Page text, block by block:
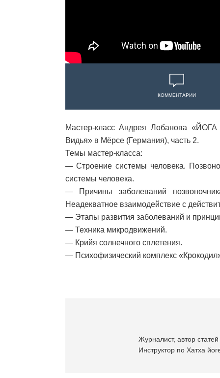
КОММЕНТАРИИ
Мастер-класс Андрея Лобанова
Видья» в Мёрсе (Германия), часть 2.
Темы мастер-класса:
— Строение системы человека.
системы человека.
— Причины заболеваний
Неадекватное взаимодействие с
— Этапы развития заболеваний и
— Техника микродвижений.
— Крийя солнечного сплетения.
— Психофизический комплекс
Журналист, автор
Инструктор по Хатха